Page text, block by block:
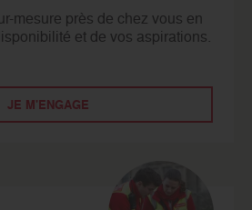
mesure près de chez vous en
et de vos aspirations.
JE M'ENGAGE